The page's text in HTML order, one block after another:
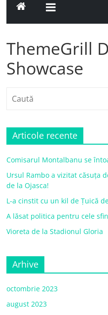
ThemeGrill
Showcase
Articole recente
Comisarul Montalbanu se
Ursul Rambo a vizitat căsuța
de la Ojasca!
L-a cinstit cu un kil de Țuică
A lăsat politica pentru cele
Vioreta de la Stadionul Gloria
Arhive
octombrie 2023
august 2023